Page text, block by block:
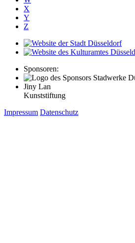
X
Y
Z
Sponsoren:
Jiny Lan
Kunststiftung
Impressum Datenschutz